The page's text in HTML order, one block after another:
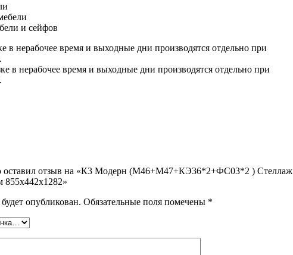
и сейфов
в нерабочее время и выходные дни производятся отдельно при
в нерабочее время и выходные дни производятся отдельно при
оставил отзыв на «К3 Модерн (М46+М47+КЭ36*2+ФС03*2 ) Стеллаж
855х442х1282»
опубликован. Обязательные поля помечены *